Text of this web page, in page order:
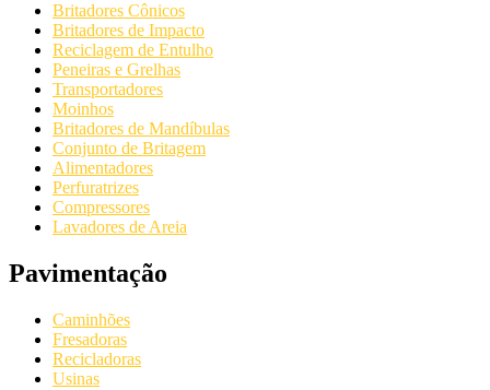
Britadores Cônicos
Britadores de Impacto
Reciclagem de Entulho
Peneiras e Grelhas
Transportadores
Moinhos
Britadores de Mandíbulas
Conjunto de Britagem
Alimentadores
Perfuratrizes
Compressores
Lavadores de Areia
Pavimentação
Caminhões
Fresadoras
Recicladoras
Usinas